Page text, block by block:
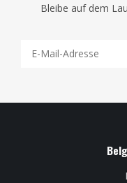
Bleibe auf dem